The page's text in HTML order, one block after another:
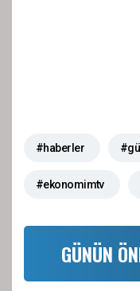
#haberler
#ekonomimtv
GÜNÜN